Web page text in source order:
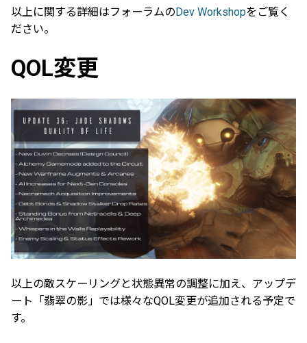
以上に関する詳細はフォーラムのDev Workshopをご覧く
ださい。
QOL変更
以上の敵スケーリングと状態異常の調整に加え、アップデ
ート「翡翠の影」では様々なQOL変更が追加される予定で
す。